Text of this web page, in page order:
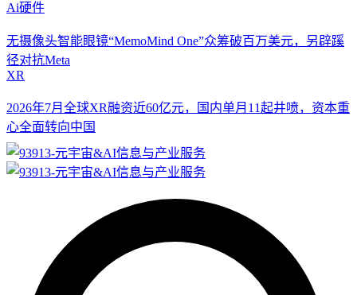
Ai硬件
无摄像头智能眼镜“MemoMind One”众筹破百万美元，另辟蹊
径对抗Meta
XR
2026年7月全球XR融资近60亿元，国内单月11起井喷，资本重
心全面转向中国